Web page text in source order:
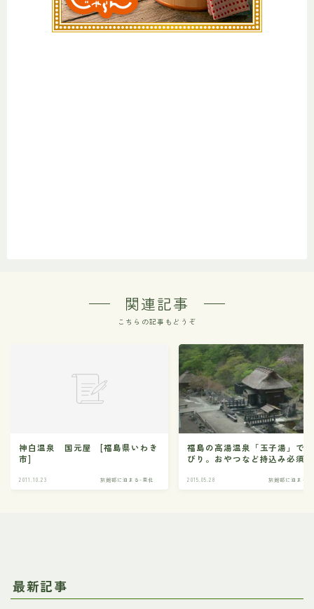
関連記事
こちらの記事もどうぞ
神白温泉 国元屋 [福島県いわき
市]
2011.10.23 旅館部に泊まる-東北
福島の高湯温泉「玉子湯」で
びり。おやつなど持込み必須。
2015.05.28 旅館部に泊まる-
最新記事